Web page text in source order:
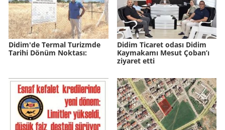
Didim'de Ter­mal Tu­rizm­de
Ta­ri­hi Dönüm Nok­ta­sı:
Didim Ticaret odası Didim
Kaymakamı Mesut Çoban’ı
ziyaret etti